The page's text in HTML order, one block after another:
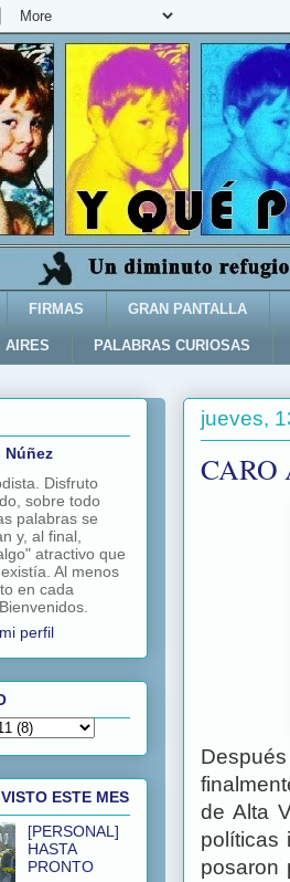
FIRMAS GRAN PANTALLA
AIRES PALABRAS CURIOSAS
jueves,
CARO
de Alta
políticas
posaron
Núñez
Disfruto
sobre todo
palabras se
y, al final,
atractivo que
Al menos
en cada
perfil
ESTE MES
[PERSONAL]
HASTA
PRONTO